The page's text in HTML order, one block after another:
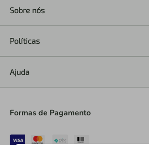
Sobre nós
Políticas
Ajuda
Formas de Pagamento